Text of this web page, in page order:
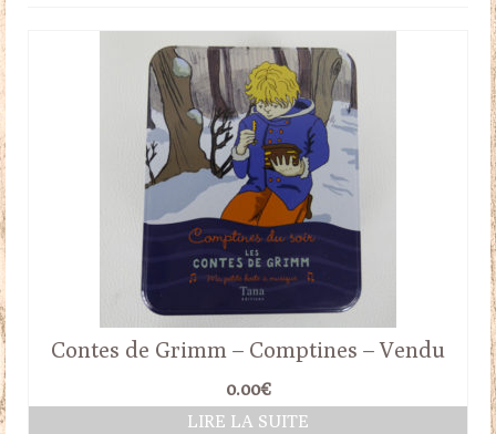
Mobilier & Accessoires
Contes de Grimm – Comptines – Vendu
0.00€
LIRE LA SUITE